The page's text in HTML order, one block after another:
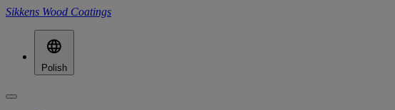
Sikkens Wood Coatings
Polish